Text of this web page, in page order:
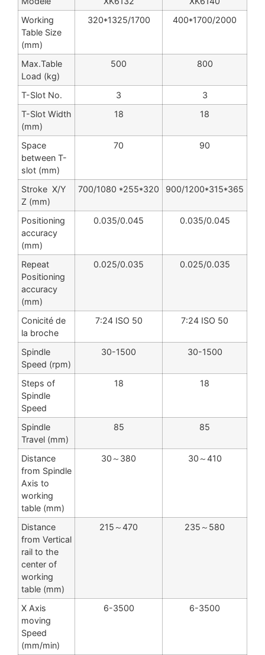
Working
Table Size
(mm)
320*1325/1700 400*1700/2000
Max.Table
Load (kg)
500 800
T-Slot No. 3
3
T-Slot Width
(mm)
18 18
Space
between T-
slot (mm)
70 90
Stroke X/Y
Z (mm)
700/1080 *255*320 900/1200*315*365
Positioning
accuracy
(mm)
0.035/0.045 0.035/0.045
Repeat
Positioning
accuracy
(mm)
0.025/0.035 0.025/0.035
Conicité de
la broche
7:24 ISO 50 7:24 ISO 50
Spindle
Speed (rpm)
30-1500 30-1500
Steps of
Spindle
Speed
18 18
Spindle
Travel (mm)
85 85
Distance
from Spindle
Axis to
working
table (mm)
30～380 30～410
Distance
from Vertical
rail to the
center of
working
table (mm)
215～470 235～580
X Axis
moving
Speed
(mm/min)
6-3500 6-3500